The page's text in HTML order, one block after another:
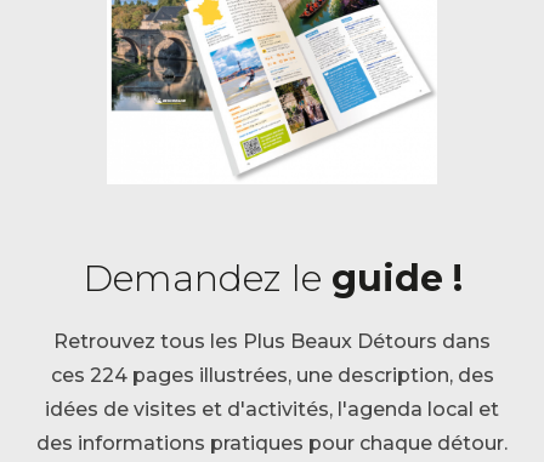
Demandez le guide !
Retrouvez tous les Plus Beaux Détours dans
ces 224 pages illustrées, une description, des
idées de visites et d'activités, l'agenda local et
des informations pratiques pour chaque détour.